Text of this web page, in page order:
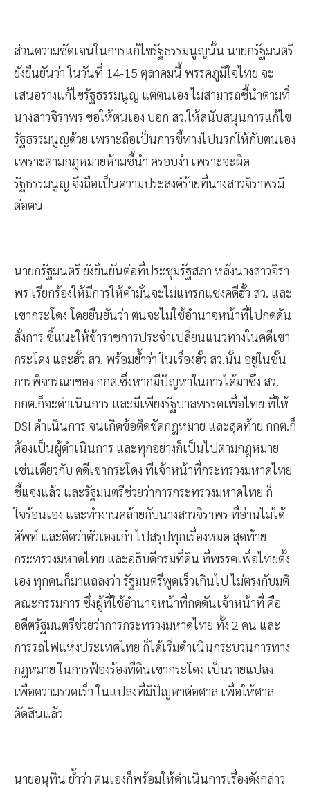
ส่วนความชัดเจนในการแก้ไขรัฐธรรมนูญนั้น นายกรัฐมนตรี
ยังยืนยันว่า ในวันที่ 14-15 ตุลาคมนี้ พรรคภูมิใจไทย จะ
เสนอร่างแก้ไขรัฐธรรมนูญ แต่ตนเอง ไม่สามารถชี้นำตามที่
นางสาวจิราพร ขอให้ตนเอง บอก สว.ให้สนับสนุนการแก้ไข
รัฐธรรมนูญด้วย เพราะถือเป็นการชี้ทางไปนรกให้กับตนเอง
เพราะตามกฎหมายห้ามชี้นำ ครอบงำ เพราะจะผิด
รัฐธรรมนูญ จึงถือเป็นความประสงค์ร้ายที่นางสาวจิราพรมี
ต่อตน
นายกรัฐมนตรี ยังยืนยันต่อที่ประชุมรัฐสภา หลังนางสาวจิรา
พร เรียกร้องให้มีการให้คำมั่นจะไม่แทรกแซงคดีฮั้ว สว. และ
เขากระโดง โดยยืนยันว่า ตนจะไม่ใช้อำนาจหน้าที่ไปกดดัน
สั่งการ ชี้แนะให้ข้าราชการประจำเปลี่ยนแนวทางในคดีเขา
กระโดง และฮั้ว สว. พร้อมย้ำว่า ในเรื่องฮั้ว สว.นั้น อยู่ในชั้น
การพิจารณาของ กกต.ซึ่งหากมีปัญหาในการได้มาซึ่ง สว.
กกต.ก็จะดำเนินการ และมีเพียงรัฐบาลพรรคเพื่อไทย ที่ให้
DSI ดำเนินการ จนเกิดข้อติดขัดกฎหมาย และสุดท้าย กกต.ก็
ต้องเป็นผู้ดำเนินการ และทุกอย่างก็เป็นไปตามกฎหมาย
เช่นเดียวกับ คดีเขากระโดง ที่เจ้าหน้าที่กระทรวงมหาดไทย
ชี้แจงแล้ว และรัฐมนตรีช่วยว่าการกระทรวงมหาดไทย ก็
ใจร้อนเอง และทำงานคล้ายกับนางสาวจิราพร ที่อ่านไม่ได้
ศัพท์ และคิดว่าตัวเองเก๋า ไปสรุปทุกเรื่องหมด สุดท้าย
กระทรวงมหาดไทย และอธิบดีกรมที่ดิน ที่พรรคเพื่อไทยตั้ง
เอง ทุกคนก็มาแถลงว่า รัฐมนตรีพูดเร็วเกินไป ไม่ตรงกับมติ
คณะกรรมการ ซึ่งผู้ที่ใช้อำนาจหน้าที่กดดันเจ้าหน้าที่ คือ
อดีตรัฐมนตรีช่วยว่าการกระทรวงมหาดไทย ทั้ง 2 คน และ
การรถไฟแห่งประเทศไทย ก็ได้เริ่มดำเนินกระบวนการทาง
กฎหมาย ในการฟ้องร้องที่ดินเขากระโดง เป็นรายแปลง
เพื่อความรวดเร็ว ในแปลงที่มีปัญหาต่อศาล เพื่อให้ศาล
ตัดสินแล้ว
นายอนุทิน ย้ำว่า ตนเองก็พร้อมให้ดำเนินการเรื่องดังกล่าว